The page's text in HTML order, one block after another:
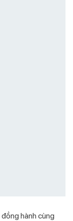
hành cùng